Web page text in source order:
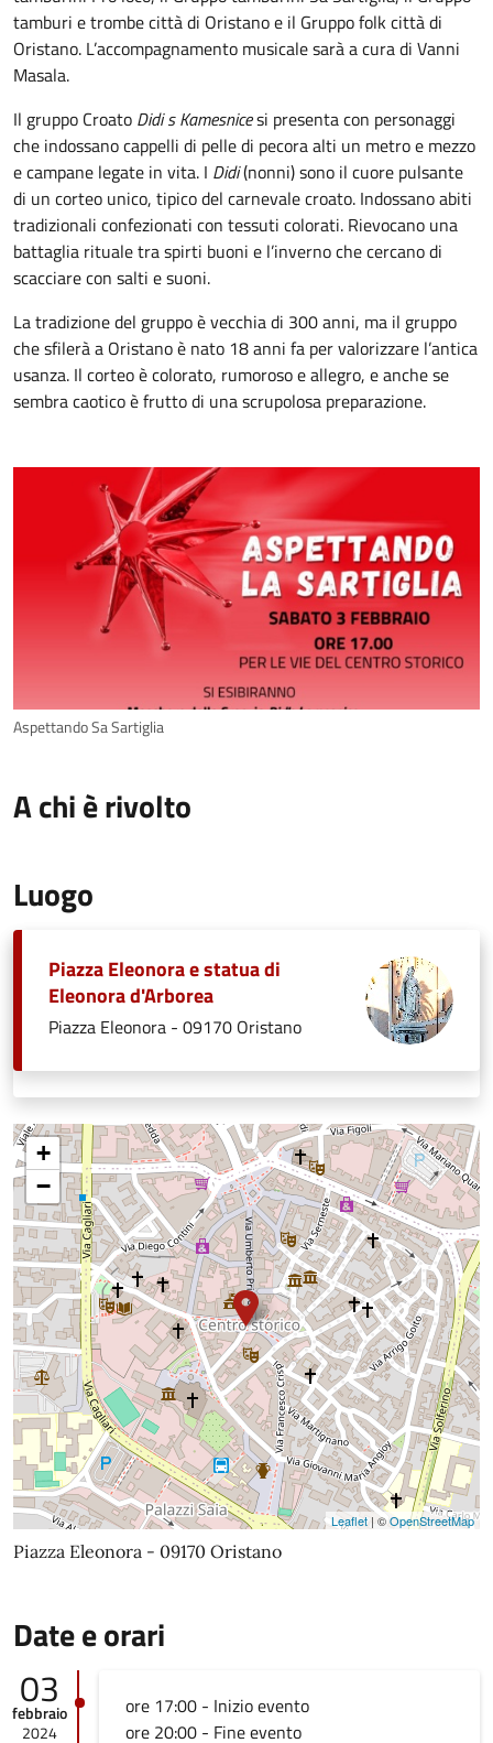
tamburi e trombe città di Oristano e il Gruppo folk città di
Oristano. L’accompagnamento musicale sarà a cura di Vanni
Masala.
Il gruppo Croato Didi s Kamesnicesi presenta con personaggi
che indossano cappelli di pelle di pecora alti un metro e mezzo
e campane legate in vita. I Didi(nonni) sono il cuore pulsante
di un corteo unico, tipico del carnevale croato. Indossano abiti
tradizionali confezionati con tessuti colorati. Rievocano una
battaglia rituale tra spirti buoni e l’inverno che cercano di
scacciare con salti e suoni.
La tradizione del gruppo è vecchia di 300 anni, ma il gruppo
che sfilerà a Oristano è nato 18 anni fa per valorizzare l’antica
usanza. Il corteo è colorato, rumoroso e allegro, e anche se
sembra caotico è frutto di una scrupolosa preparazione.
Aspettando Sa Sartiglia
A chi è rivolto
Luogo
Piazza Eleonora e statua di
Eleonora d'Arborea
Piazza Eleonora - 09170 Oristano
+
−
Leaflet | ©OpenStreetMap
Piazza Eleonora - 09170 Oristano
Date e orari
03
febbraio
2024
ore 17:00 - Inizio evento
ore 20:00 - Fine evento